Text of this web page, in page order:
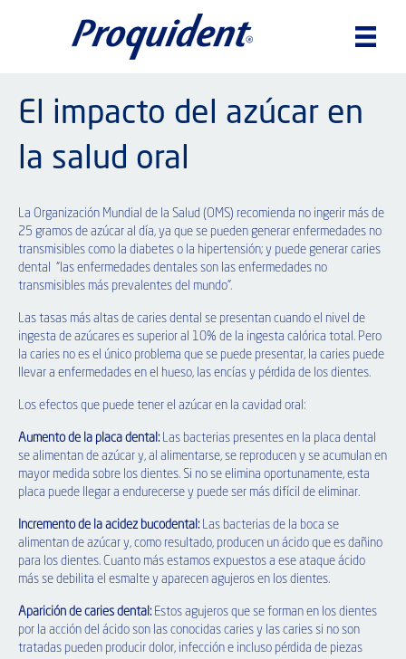
El impacto del azúcar en
la salud oral
La Organización Mundial de la Salud (OMS) recomienda no ingerir más de
25 gramos de azúcar al día, ya que se pueden generar enfermedades no
transmisibles como la diabetes o la hipertensión; y puede generar caries
dental “las enfermedades dentales son las enfermedades no
transmisibles más prevalentes del mundo”.
Las tasas más altas de caries dental se presentan cuando el nivel de
ingesta de azúcares es superior al 10% de la ingesta calórica total. Pero
la caries no es el único problema que se puede presentar, la caries puede
llevar a enfermedades en el hueso, las encías y pérdida de los dientes.
Los efectos que puede tener el azúcar en la cavidad oral:
Aumento de la placa dental: Las bacterias presentes en la placa dental
se alimentan de azúcar y, al alimentarse, se reproducen y se acumulan en
mayor medida sobre los dientes. Si no se elimina oportunamente, esta
placa puede llegar a endurecerse y puede ser más difícil de eliminar.
Incremento de la acidez bucodental: Las bacterias de la boca se
alimentan de azúcar y, como resultado, producen un ácido que es dañino
para los dientes. Cuanto más estamos expuestos a ese ataque ácido
más se debilita el esmalte y aparecen agujeros en los dientes.
Aparición de caries dental: Estos agujeros que se forman en los dientes
por la acción del ácido son las conocidas caries y las caries si no son
tratadas pueden producir dolor, infección e incluso pérdida de piezas